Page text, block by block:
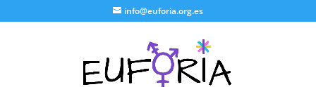
info@euforia.org.es